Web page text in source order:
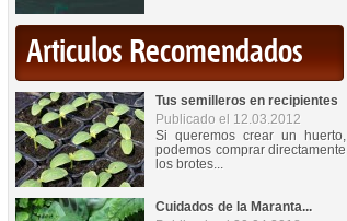
Articulos Recomendados
Tus semilleros en recipientes
Publicado el 12.03.2012
Si queremos crear un huerto,
podemos comprar directamente
los brotes...
Cuidados de la Maranta...